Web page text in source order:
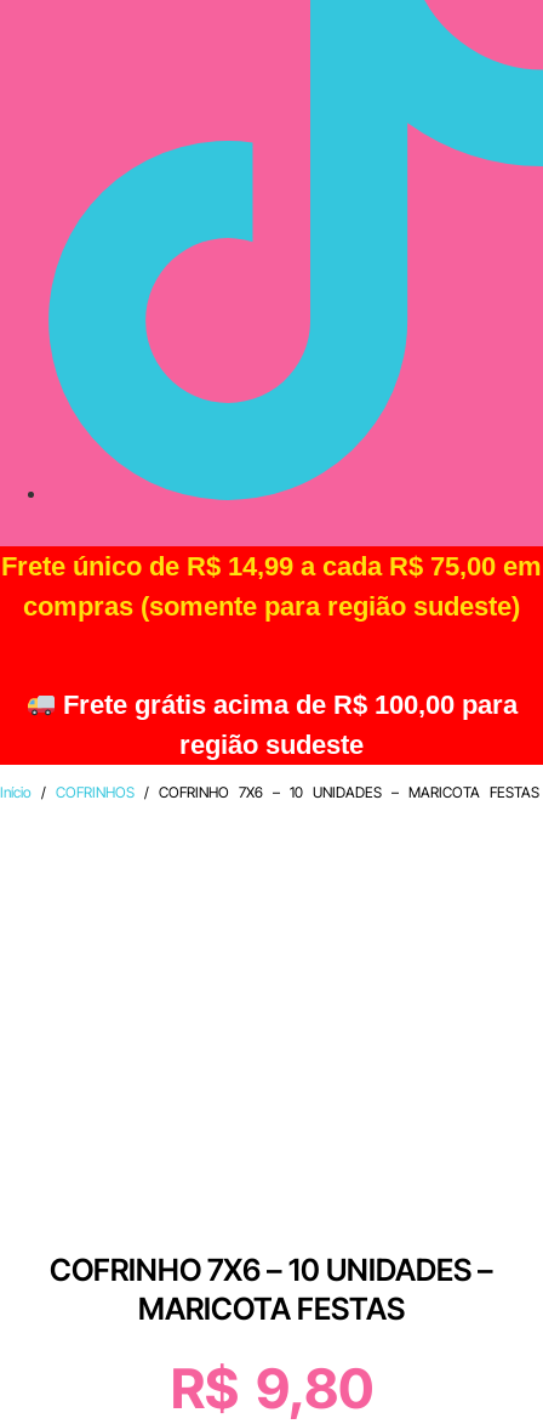
Frete único de R$ 14,99 a cada R$ 75,00 em
compras (somente para região sudeste)
Frete grátis acima de R$ 100,00 para
região sudeste
Início / COFRINHOS / COFRINHO 7X6 – 10 UNIDADES – MARICOTA FESTAS
COFRINHO 7X6 – 10 UNIDADES –
MARICOTA FESTAS
R$ 9,80